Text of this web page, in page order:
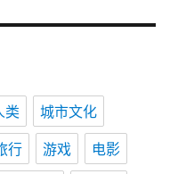
类
城市文化
行 游戏
电影